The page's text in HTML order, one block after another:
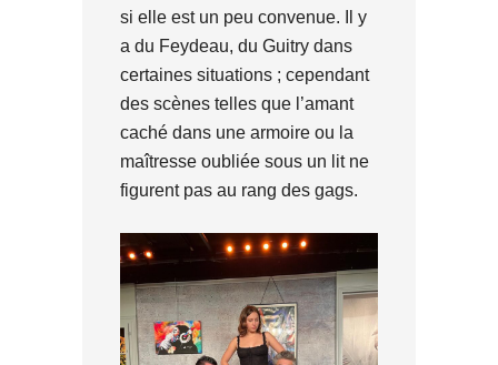
si elle est un peu convenue. Il y
a du Feydeau, du Guitry dans
certaines situations ; cependant
des scènes telles que l’amant
caché dans une armoire ou la
maîtresse oubliée sous un lit ne
figurent pas au rang des gags.